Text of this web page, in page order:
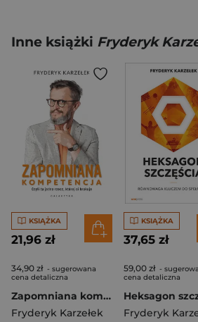
Inne książki Fryderyk
KSIĄŻKA
21,96 zł
34,90 zł - sugerowana
cena detaliczna
Zapomniana kompetencja. Czyli ta jedna rzecz, której ci brakuje
Fryderyk Karzełek
KSIĄŻKA
37,65 zł
59,00 zł -
cena detaliczna
Fryderyk